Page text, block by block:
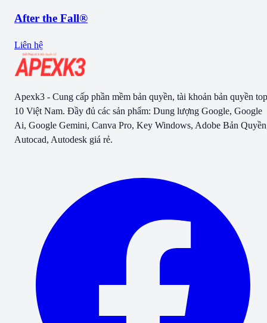
After the Fall®
Liên hệ
Apexk3 - Cung cấp phần mềm bản quyền, tài khoản bản quyền top
10 Việt Nam. Đầy đủ các sản phẩm: Dung lượng Google, Google
Ai, Google Gemini, Canva Pro, Key Windows, Adobe Bản
Autocad, Autodesk giá rẻ.